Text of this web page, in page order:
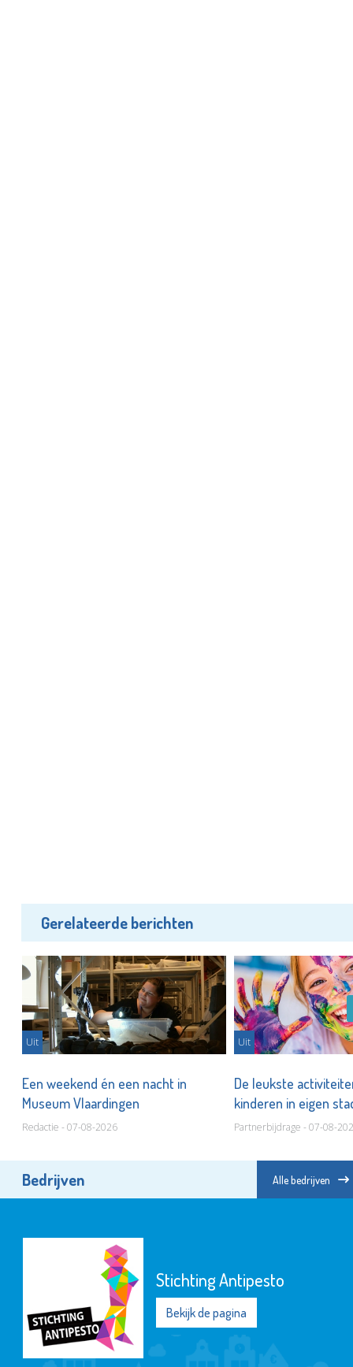
Gerelateerde berichten
Uit
Een weekend én een nacht in
Museum Vlaardingen
Redactie - 07-08-2026
Uit
De leukste
kinderen in eigen
Partnerbijdrage - 07-08-
Bedrijven Alle bedrijven
Stichting Antipesto
Bekijk de pagina